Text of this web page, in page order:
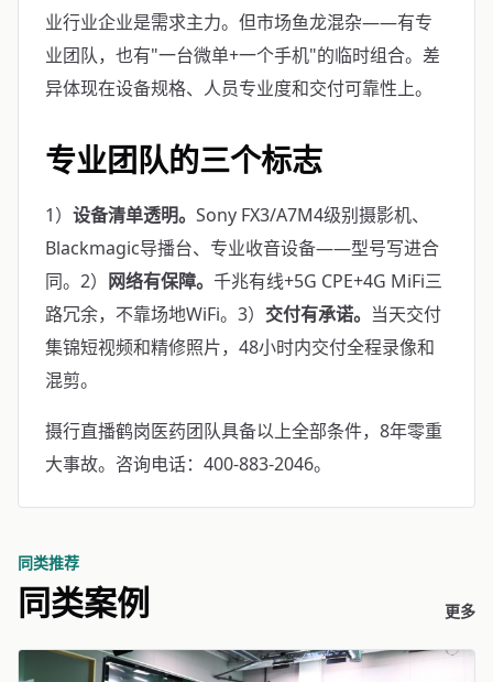
业行业企业是需求主力。但市场鱼龙混杂——有专
业团队，也有"一台微单+一个手机"的临时组合。差
异体现在设备规格、人员专业度和交付可靠性上。
专业团队的三个标志
1） 设备清单透明。 Sony FX3/A7M4级别摄影机、
Blackmagic导播台、专业收音设备——型号写进合
同。2） 网络有保障。 千兆有线+5G CPE+4G MiFi三
路冗余，不靠场地WiFi。3） 交付有承诺。 当天交付
集锦短视频和精修照片，48小时内交付全程录像和
混剪。
摄行直播鹤岗医药团队具备以上全部条件，8年零重
大事故。咨询电话：400-883-2046。
同类推荐
同类案例 更多